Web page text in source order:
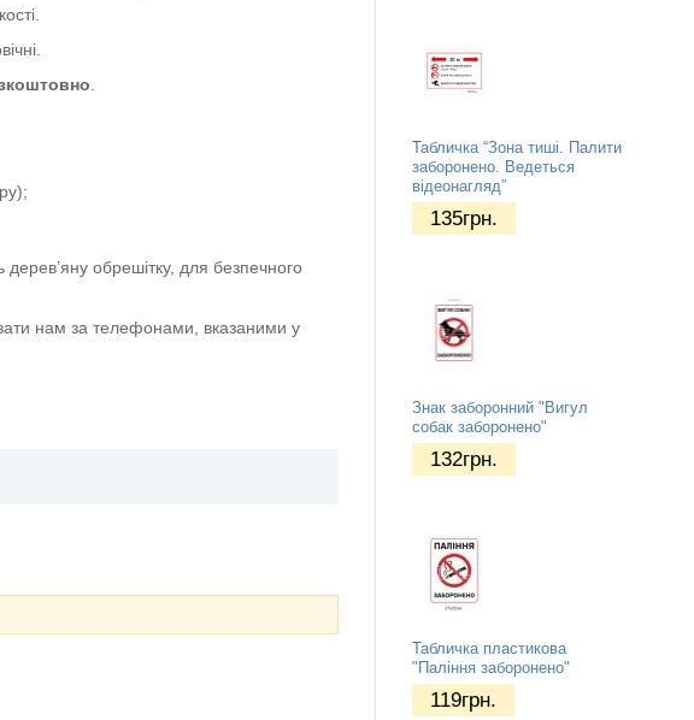
.
обрешітку, для безпечного
нам за телефонами, вказаними у
Табличка “Зона тиші. Палити
заборонено. Ведеться
відеонагляд”
135грн.
Знак заборонний "Вигул
собак заборонено"
132грн.
Табличка пластикова
"Паління заборонено"
119грн.